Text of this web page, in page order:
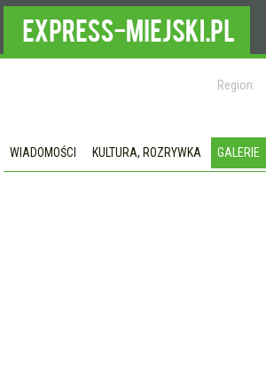
Region:
WIADOMOŚCI KULTURA, ROZRYWKA GALERIE